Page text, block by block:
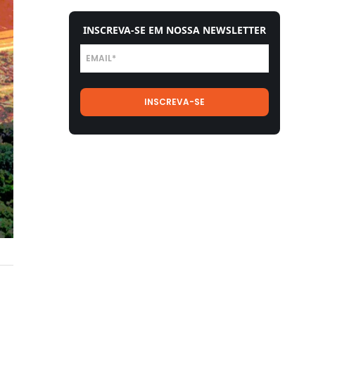
INSCREVA-SE EM NOSSA NEWSLETTER